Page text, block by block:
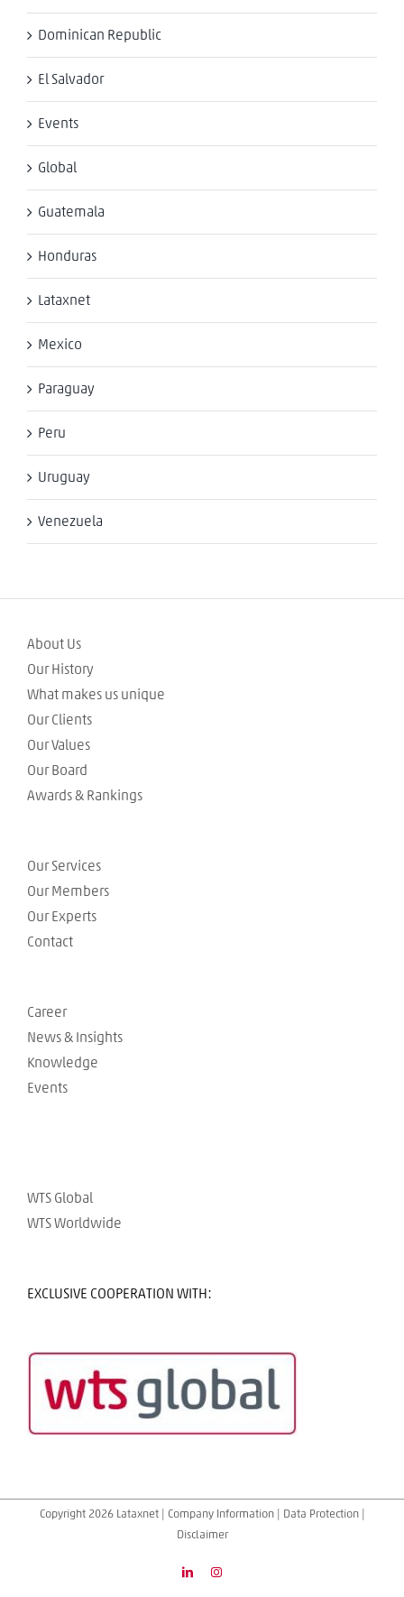
Dominican Republic
El Salvador
Events
Global
Guatemala
Honduras
Lataxnet
Mexico
Paraguay
Peru
Uruguay
Venezuela
About Us
Our History
What makes us unique
Our Clients
Our Values
Our Board
Awards & Rankings
Our Services
Our Members
Our Experts
Contact
Career
News & Insights
Knowledge
Events
WTS Global
WTS Worldwide
EXCLUSIVE COOPERATION WITH:
Copyright 2026 Lataxnet | Company Information| Data Protection|
Disclaimer
LinkedInInstagram